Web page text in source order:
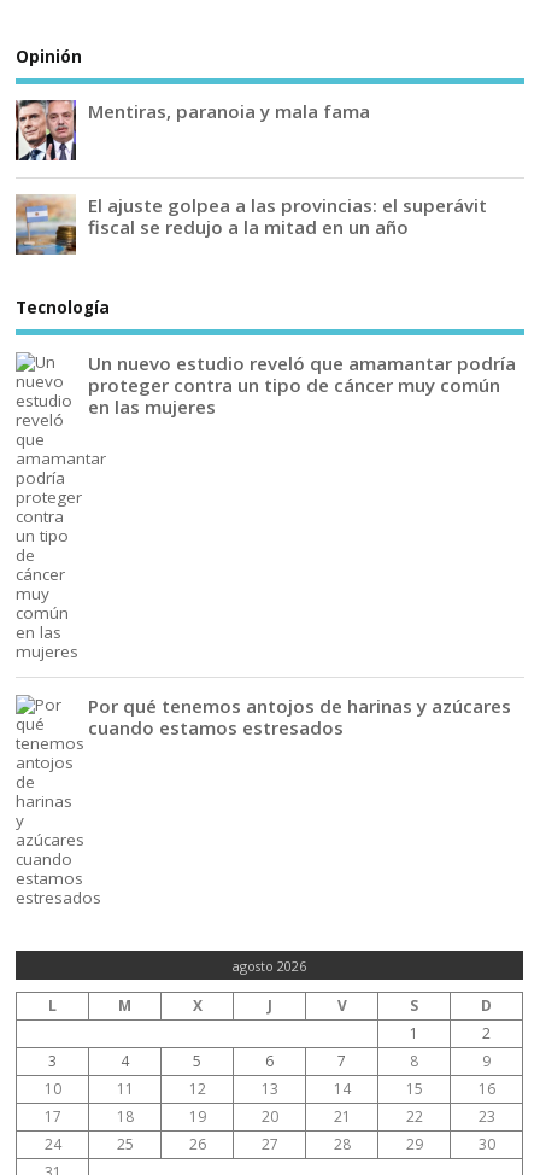
Opinión
Mentiras, paranoia y mala fama
El ajuste golpea a las provincias: el superávit
fiscal se redujo a la mitad en un año
Tecnología
Un nuevo estudio reveló que amamantar podría
proteger contra un tipo de cáncer muy común
en las mujeres
Por qué tenemos antojos de harinas y azúcares
cuando estamos estresados
agosto 2026
L M X J V S
D
1
2
3
4 5 6 7 8
9
10
11 12 13 14 15
16
17
18 19 20 21 22
23
24
25 26 27 28 29
30